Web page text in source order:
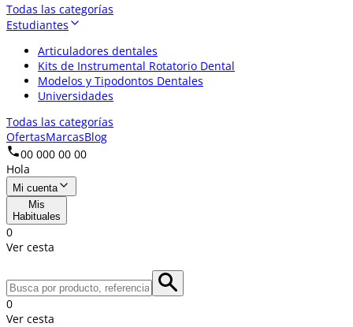
Todas las categorías
Estudiantes
Articuladores dentales
Kits de Instrumental Rotatorio Dental
Modelos y Tipodontos Dentales
Universidades
Todas las categorías
OfertasMarcasBlog
00 000 00 00
Hola
Mi cuenta
Mis
Habituales
0
Ver cesta
0
Ver cesta